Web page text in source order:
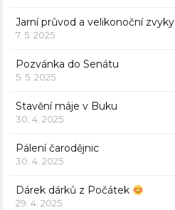
Jarní průvod a velikonoční zvyky
7. 5. 2025
Pozvánka do Senátu
5. 5. 2025
Stavění máje v Buku
30. 4. 2025
Pálení čarodějnic
30. 4. 2025
Dárek dárků z Počátek
29. 4. 2025